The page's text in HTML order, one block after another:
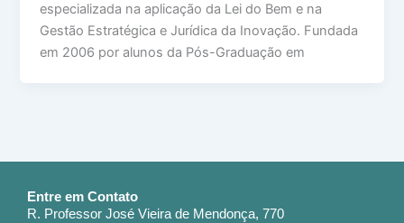
especializada na aplicação da Lei do Bem e na
Gestão Estratégica e Jurídica da Inovação. Fundada
em 2006 por alunos da Pós-Graduação em
Entre em Contato
R. Professor José Vieira de Mendonça, 770